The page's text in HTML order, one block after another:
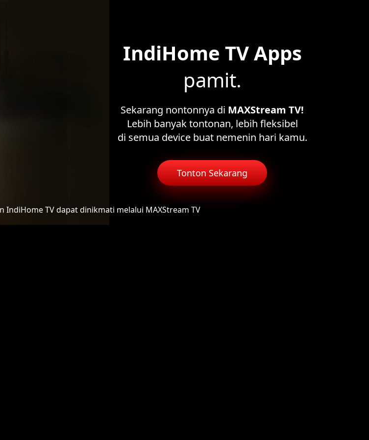
IndiHome TV Apps
pamit.
Sekarang nontonnya di MAXStream TV!
Lebih banyak tontonan, lebih fleksibel
di semua device buat nemenin hari kamu.
Tonton Sekarang
IndiHome TVdapat dinikmati melalui MAXStream TV